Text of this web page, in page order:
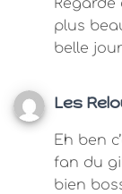
Regarde
plus
belle
Les
Eh ben
fan du
bien